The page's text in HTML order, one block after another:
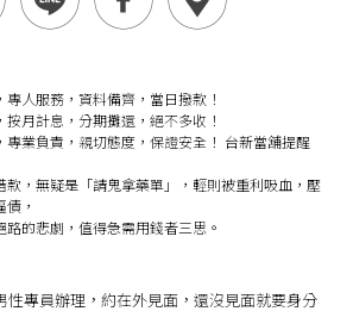
專人服務，資料備齊，當日撥款！
按月計息，分期攤還，絕不多收！
專業負責，親切態度，保證安全！ 台新當舖提醒
，無疑是「請鬼拿藥單」，輕則被重利吸血，壓
，
的悲劇，值得急需用錢者三思。
性專員辦理，約在外見面，還沒見面就要身分